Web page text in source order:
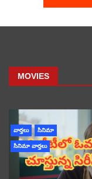
MOVIES
వార్తలు సినిమా
సినిమా వార్తలు